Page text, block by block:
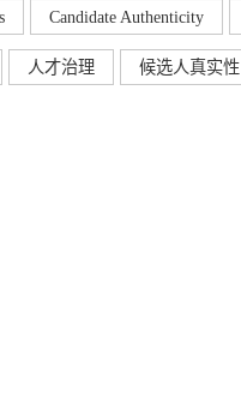
Candidate Authenticity
人才治理 候选人真实性